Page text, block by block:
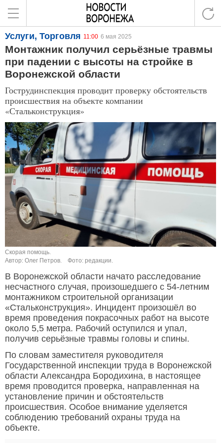
Услуги, Торговля 11:00 6 мая 2025
Монтажник получил серьёзные травмы
при падении с высоты на стройке в
Воронежской области
Гострудинспекция проводит проверку обстоятельств
происшествия на объекте компании
«Стальконструкция»
Скорая помощь.
Автор: Олег Петров.
Фото: редакции.
В Воронежской области начато расследование
несчастного случая, произошедшего с 54-летним
монтажником строительной организации
«Стальконструкция». Инцидент произошёл во
время проведения покрасочных работ на высоте
около 5,5 метра. Рабочий оступился и упал,
получив серьёзные травмы головы и спины.
По словам заместителя руководителя
Государственной инспекции труда в Воронежской
области Александра Бородихина, в настоящее
время проводится проверка, направленная на
установление причин и обстоятельств
происшествия. Особое внимание уделяется
соблюдению требований охраны труда на
объекте.